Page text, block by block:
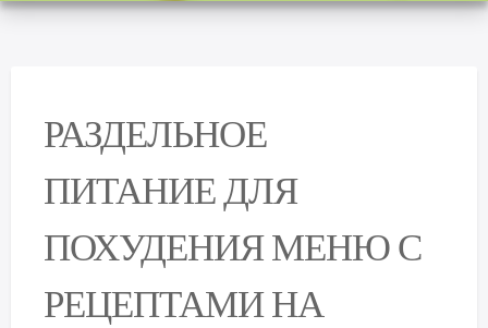
РАЗДЕЛЬНОЕ
ПИТАНИЕ ДЛЯ
ПОХУДЕНИЯ МЕНЮ С
РЕЦЕПТАМИ НА